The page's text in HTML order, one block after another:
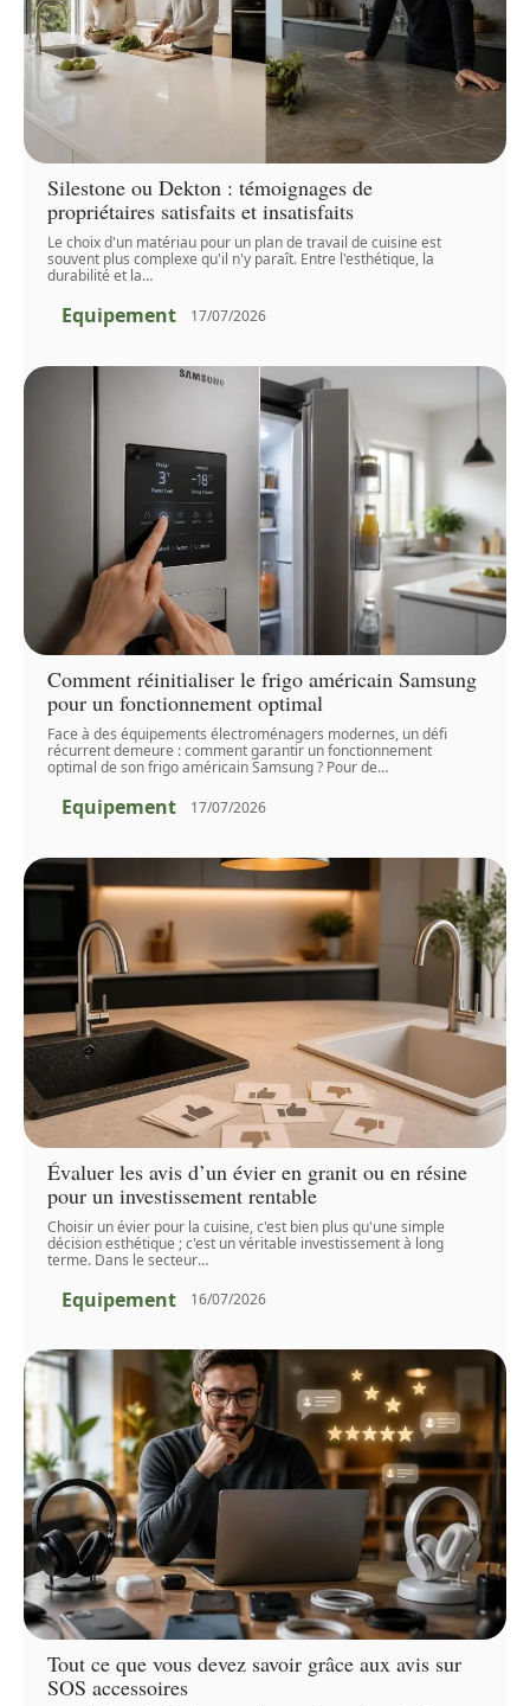
Silestone ou Dekton : témoignages de
propriétaires satisfaits et insatisfaits
Le choix d'un matériau pour un plan de travail de cuisine est
souvent plus complexe qu'il n'y paraît. Entre l'esthétique, la
durabilité et la…
Equipement 17/07/2026
Comment réinitialiser le frigo américain Samsung
pour un fonctionnement optimal
Face à des équipements électroménagers modernes, un défi
récurrent demeure : comment garantir un fonctionnement
optimal de son frigo américain Samsung ? Pour de…
Equipement 17/07/2026
Évaluer les avis d’un évier en granit ou en résine
pour un investissement rentable
Choisir un évier pour la cuisine, c'est bien plus qu'une simple
décision esthétique ; c'est un véritable investissement à long
terme. Dans le secteur…
Equipement 16/07/2026
Tout ce que vous devez savoir grâce aux avis sur
SOS accessoires